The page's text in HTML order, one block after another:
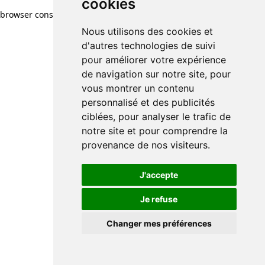
cookies
Nous utilisons des cookies et
d'autres technologies de suivi
pour améliorer votre expérience
de navigation sur notre site, pour
vous montrer un contenu
personnalisé et des publicités
ciblées, pour analyser le trafic de
notre site et pour comprendre la
provenance de nos visiteurs.
J'accepte
Je refuse
Changer mes préférences
cookies
Nous utilisons des cookies et
d'autres technologies de suivi
pour améliorer votre expérience
de navigation sur notre site, pour
vous montrer un contenu
personnalisé et des publicités
ciblées, pour analyser le trafic de
notre site et pour comprendre la
provenance de nos visiteurs.
J'accepte
Je refuse
Changer mes préférences
browser console for more information)